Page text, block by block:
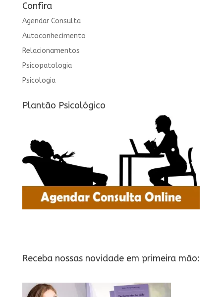
Confira
Agendar Consulta
Autoconhecimento
Relacionamentos
Psicopatologia
Psicologia
Plantão Psicológico
Receba nossas novidade em primeira mão: